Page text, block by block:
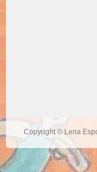
Copyright © Lena